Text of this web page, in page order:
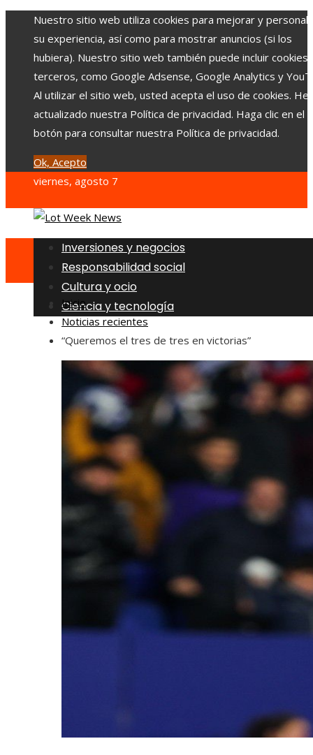
Nuestro sitio web utiliza cookies para mejorar y
su experiencia, así como para mostrar anuncios (si los
hubiera). Nuestro sitio web también puede incluir cookies
terceros, como Google Adsense, Google Analytics y
Al utilizar el sitio web, usted acepta el uso de cookies.
actualizado nuestra Política de privacidad. Haga clic en el
botón para consultar nuestra Política de privacidad.
Ok, Acepto
viernes, agosto 7
Inversiones y negocios
Responsabilidad social
Cultura y ocio
Ciencia y tecnología
Inicio
Noticias recientes
“Queremos el tres de tres en victorias”